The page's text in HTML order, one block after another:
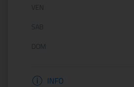
VEN
SAB
DOM
Informazioni apertura
INFO